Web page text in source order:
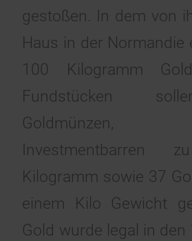
gestoßen. In dem von
Haus in der Normandie
100 Kilogramm
Fundstücken
Kilogramm sowie 37
einem Kilo Gewicht
Gold wurde legal in den